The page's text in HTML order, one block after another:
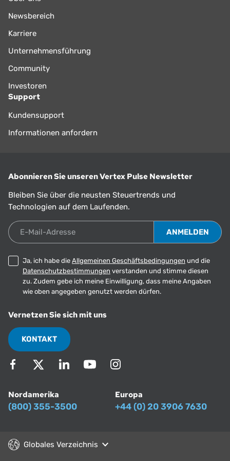
Newsbereich
Karriere
Unternehmensführung
Community
Investoren
Support
Kundensupport
Informationen anfordern
Abonnieren Sie unseren Vertex Pulse Newsletter
Bleiben Sie über die neusten Steuertrends und
Technologien auf dem Laufenden.
E-Mail-Adresse
Ja, ich habe die Allgemeinen Geschäftsbedingungen und die
Datenschutzbestimmungen verstanden und stimme diesen
zu. Zudem gebe ich meine Einwilligung, dass meine Angaben
wie oben angegeben genutzt werden dürfen.
Vernetzen Sie sich mit uns
KONTAKT
Nordamerika
(800) 355-3500
Europa
+44 (0) 20 3906 7630
Globales Verzeichnis